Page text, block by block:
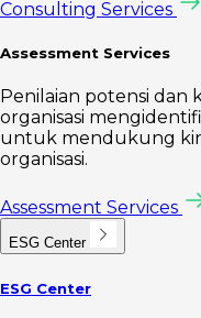
Consulting Services
Assessment Services
Penilaian potensi
organisasi
untuk mendukung
organisasi.
Assessment Services
ESG Center
ESG Center